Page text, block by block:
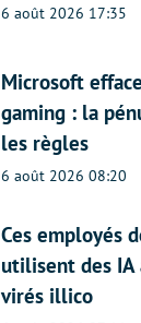
6 août 2026 17:35
Microsoft
gaming : la
les règles
6 août 2026 08:20
Ces employés
utilisent des IA
virés illico